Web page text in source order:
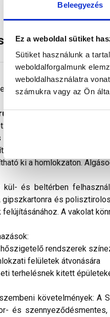
Beleegyezés
Ez a weboldal sütiket
Sütiket használunk a
weboldalforgalmunk
weboldalhasználatra
számukra vagy az Ön
leírás
végén fontos
Primo
gyárilag
1,5 mm. Viszonylag
Az anyag
adalékokat tartalmaz.
ki a homlokzaton.
kül- és beltérben
gipszkartonra és
A vakolat
rendszerek
felületek átvonására
terhelésnek kitett
követelmények: A
és